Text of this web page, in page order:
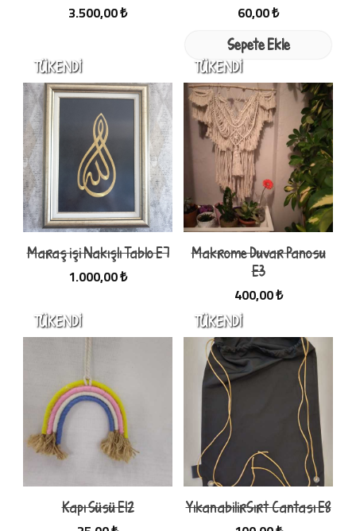
3.500,00 ₺ 60,00 ₺
Sepete Ekle
Maraş işi Nakışlı Tablo E7
1.000,00 ₺
Makrome Duvar Panosu
E3
400,00 ₺
Kapı Süsü E12 YıkanabilirSırt Cantası E8